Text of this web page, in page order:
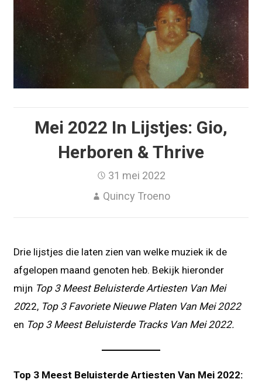
Mei 2022 In Lijstjes: Gio,
Herboren & Thrive
31 mei 2022
Quincy Troeno
Drie lijstjes die laten zien van welke muziek ik de
afgelopen maand genoten heb. Bekijk hieronder
mijn Top 3 Meest Beluisterde Artiesten Van Mei
2022, Top 3 Favoriete Nieuwe Platen Van Mei 2022
en Top 3 Meest Beluisterde Tracks Van Mei 2022.
Top 3 Meest Beluisterde Artiesten Van Mei 2022: